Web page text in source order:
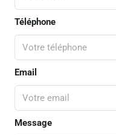
Téléphone
Email
Message